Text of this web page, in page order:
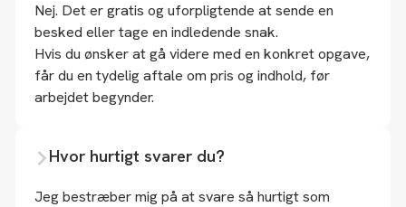
Nej. Det er gratis og uforpligtende at sende en
besked eller tage en indledende snak.
Hvis du ønsker at gå videre med en konkret opgave,
får du en tydelig aftale om pris og indhold, før
arbejdet begynder.
Hvor hurtigt svarer du?
Jeg bestræber mig på at svare så hurtigt som